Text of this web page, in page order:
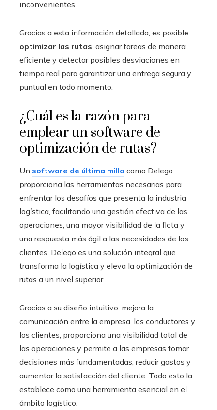
inconvenientes.
Gracias a esta información detallada, es posible
optimizar las rutas , asignar tareas de manera
eficiente y detectar posibles desviaciones en
tiempo real para garantizar una entrega segura y
puntual en todo momento.
¿Cuál es la razón para
emplear un software de
optimización de rutas?
Un software de última milla como Delego
proporciona las herramientas necesarias para
enfrentar los desafíos que presenta la industria
logística, facilitando una gestión efectiva de las
operaciones, una mayor visibilidad de la flota y
una respuesta más ágil a las necesidades de los
clientes. Delego es una solución integral que
transforma la logística y eleva la optimización de
rutas a un nivel superior.
Gracias a su diseño intuitivo, mejora la
comunicación entre la empresa, los conductores y
los clientes, proporciona una visibilidad total de
las operaciones y permite a las empresas tomar
decisiones más fundamentadas, reducir gastos y
aumentar la satisfacción del cliente. Todo esto la
establece como una herramienta esencial en el
ámbito logístico.